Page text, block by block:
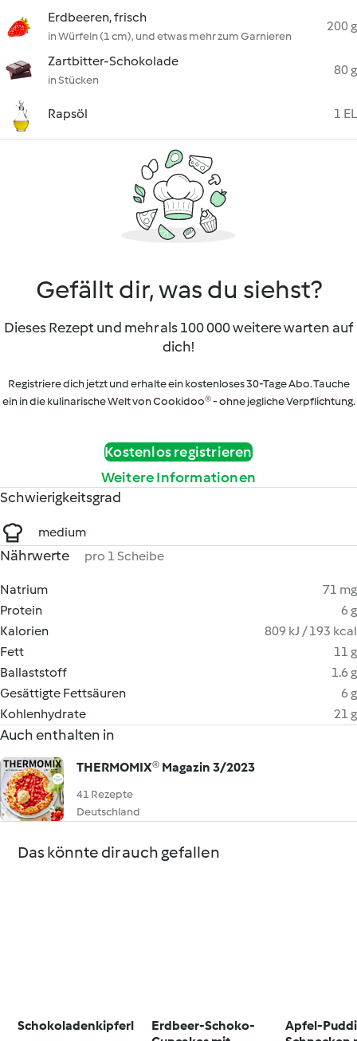
Erdbeeren, frisch
in Würfeln (1 cm), und etwas mehr zum Garnieren
200 g
Zartbitter-Schokolade
in Stücken
80 g
Rapsöl 1 EL
Gefällt dir, was du siehst?
Dieses Rezept und mehr als 100 000 weitere warten auf
dich!
Registriere dich jetzt und erhalte ein kostenloses 30-Tage Abo. Tauche
ein in die kulinarische Welt von Cookidoo® - ohne jegliche Verpflichtung.
Kostenlos registrieren
Weitere Informationen
Schwierigkeitsgrad
medium
Nährwerte pro 1 Scheibe
Natrium
71 mg
Protein
6 g
Kalorien
809 kJ / 193 kcal
Fett
11 g
Ballaststoff
1.6 g
Gesättigte Fettsäuren
6 g
Kohlenhydrate
21 g
Auch enthalten in
THERMOMIX® Magazin 3/2023
41 Rezepte
Deutschland
Das könnte dir auch gefallen
Schokoladenkipferl
Erdbeer-Schoko-
Apfel-